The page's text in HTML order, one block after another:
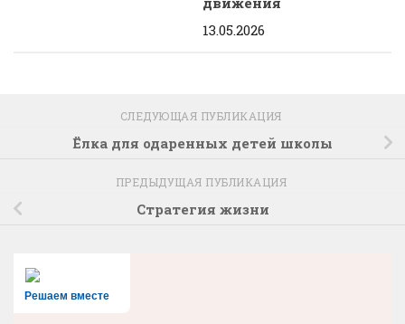
13.05.2026
СЛЕДУЮЩАЯ ПУБЛИКАЦИЯ
Ёлка для одаренных детей школы
ПРЕДЫДУЩАЯ ПУБЛИКАЦИЯ
Стратегия жизни
Решаем вместе